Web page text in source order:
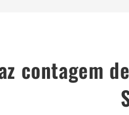
contagem